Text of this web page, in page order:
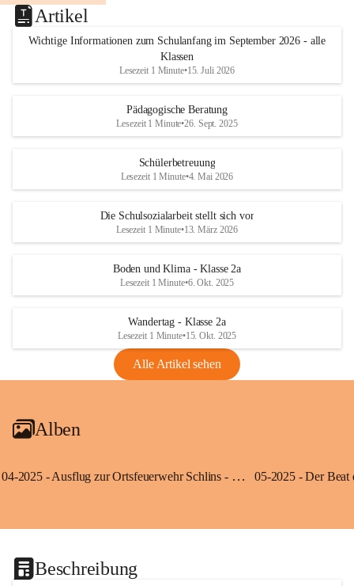
Artikel
Wichtige Informationen zum Schulanfang im September 2026 - alle
Klassen
Lesezeit 1 Minute•15. Juli 2026
Pädagogische Beratung
Lesezeit 1 Minute•26. Sept. 2025
Schülerbetreuung
Lesezeit 1 Minute•4. Mai 2026
Die Schulsozialarbeit stellt sich vor
Lesezeit 1 Minute•13. März 2026
Boden und Klima - Klasse 2a
Lesezeit 1 Minute•6. Okt. 2025
Wandertag - Klasse 2a
Lesezeit 1 Minute•15. Okt. 2025
Alle Artikel sehen
Alben
04-2025 - Ausflug zur Ortsfeuerwehr Schlins - Klassen 3a und 3b
Beschreibung